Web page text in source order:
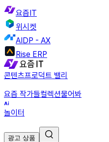
요즘IT
위시켓
AIDP - AX
Rise ERP
콘텐츠프로덕트 밸리
요즘 작가들컬렉션물어봐
놀이터
광고 상품